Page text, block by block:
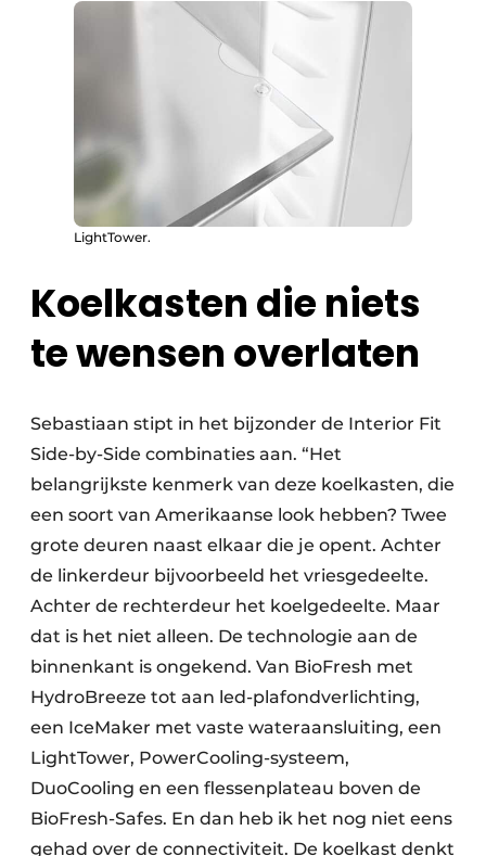
LightTower.
Koelkasten die niets
te wensen overlaten
Sebastiaan stipt in het bijzonder de Interior Fit
Side-by-Side combinaties aan. “Het
belangrijkste kenmerk van deze koelkasten, die
een soort van Amerikaanse look hebben? Twee
grote deuren naast elkaar die je opent. Achter
de linkerdeur bijvoorbeeld het vriesgedeelte.
Achter de rechterdeur het koelgedeelte. Maar
dat is het niet alleen. De technologie aan de
binnenkant is ongekend. Van BioFresh met
HydroBreeze tot aan led-plafondverlichting,
een IceMaker met vaste wateraansluiting, een
LightTower, PowerCooling-systeem,
DuoCooling en een flessenplateau boven de
BioFresh-Safes. En dan heb ik het nog niet eens
gehad over de connectiviteit. De koelkast denkt